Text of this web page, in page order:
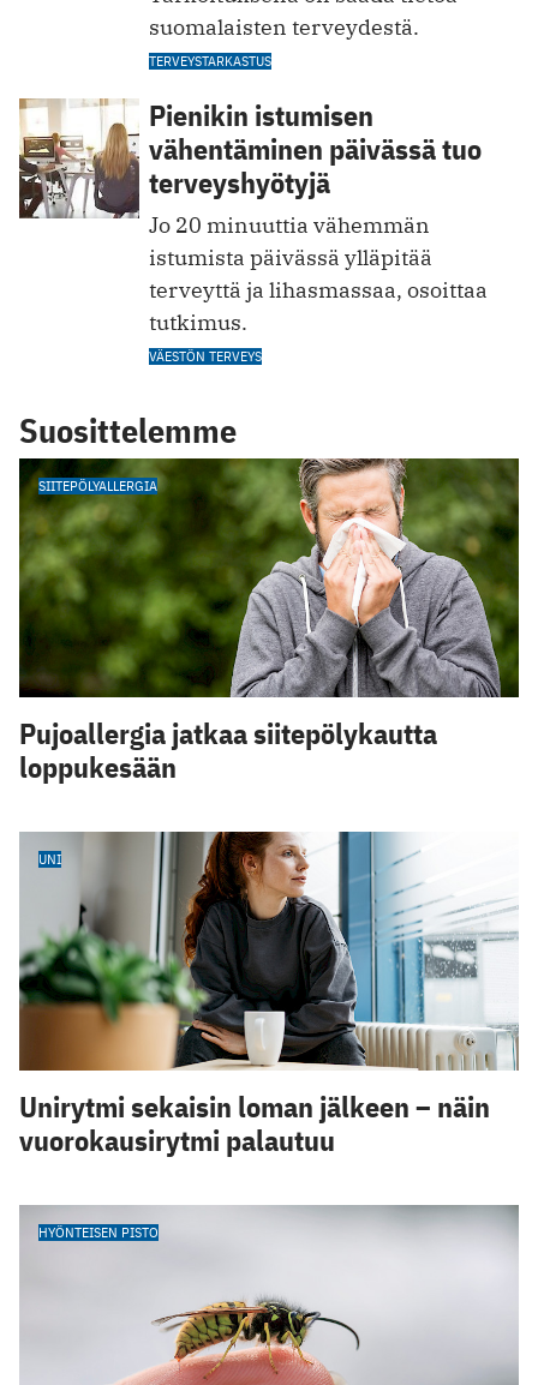
suomalaisten terveydestä.
TERVEYSTARKASTUS
Pienikin istumisen
vähentäminen päivässä tuo
terveyshyötyjä
Jo 20 minuuttia vähemmän
istumista päivässä ylläpitää
terveyttä ja lihasmassaa, osoittaa
tutkimus.
VÄESTÖN TERVEYS
Suosittelemme
SIITEPÖLYALLERGIA
Pujoallergia jatkaa siitepölykautta
loppukesään
UNI
Unirytmi sekaisin loman jälkeen – näin
vuorokausirytmi palautuu
HYÖNTEISEN PISTO